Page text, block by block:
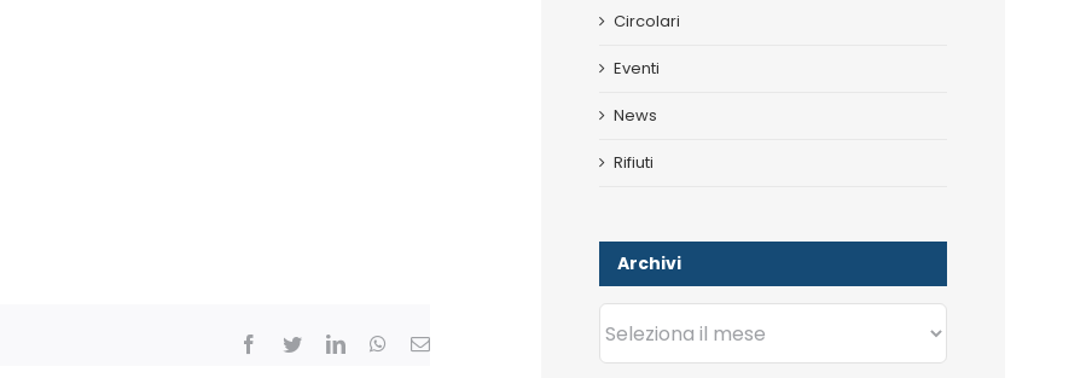
Facebook
Twitter LinkedInWhatsApp
Circolari
Eventi
News
Rifiuti
Archivi